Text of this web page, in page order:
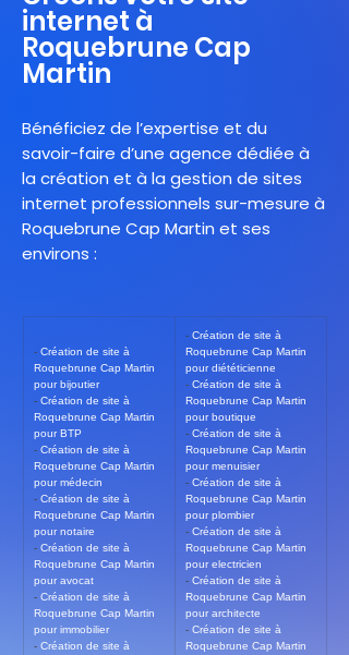
internet à
Roquebrune Cap
Martin
Bénéficiez de l’expertise et du
savoir-faire d’une agence dédiée à
la création et à la gestion de sites
internet professionnels sur-mesure à
Roquebrune Cap Martin et ses
environs :
- Création de site à
Roquebrune Cap Martin
pour bijoutier
- Création de site à
Roquebrune Cap Martin
pour BTP
- Création de site à
Roquebrune Cap Martin
pour médecin
- Création de site à
Roquebrune Cap Martin
pour notaire
- Création de site à
Roquebrune Cap Martin
pour avocat
- Création de site à
Roquebrune Cap Martin
pour immobilier
- Création de site à
- Création de site à
Roquebrune Cap Martin
pour diététicienne
- Création de site à
Roquebrune Cap Martin
pour boutique
- Création de site à
Roquebrune Cap Martin
pour menuisier
- Création de site à
Roquebrune Cap Martin
pour plombier
- Création de site à
Roquebrune Cap Martin
pour electricien
- Création de site à
Roquebrune Cap Martin
pour architecte
- Création de site à
Roquebrune Cap Martin